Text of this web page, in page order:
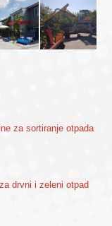
za sortiranje otpada
drvni i zeleni otpad